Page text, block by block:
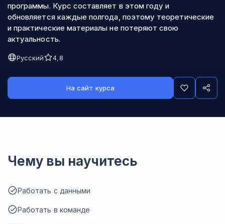
программы. Курс составляет в этом году и
обновляется каждые полгода, поэтому теоретические
и практические материалы не потеряют свою
актуальность.
Русский 4,8
На сайт курса
Чему вы научитесь
Работать с данными
Работать в команде